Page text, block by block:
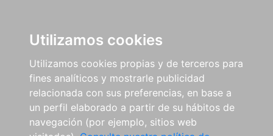
Utilizamos cookies
Utilizamos cookies propias y de terceros para
fines analíticos y mostrarle publicidad
relacionada con sus preferencias, en base a
un perfil elaborado a partir de su hábitos de
navegación (por ejemplo, sitios web